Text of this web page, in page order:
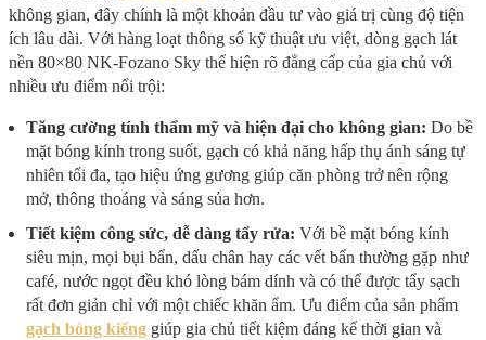
không gian, đây chính là một khoản đầu tư vào giá trị cùng độ tiện
ích lâu dài. Với hàng loạt thông số kỹ thuật ưu việt, dòng gạch lát
nền 80×80 NK-Fozano Sky thể hiện rõ đẳng cấp của gia chủ với
nhiều ưu điểm nổi trội:
Tăng cường tính thẩm mỹ và hiện đại cho không gian: Do bề
mặt bóng kính trong suốt, gạch có khả năng hấp thụ ánh sáng tự
nhiên tối đa, tạo hiệu ứng gương giúp căn phòng trở nên rộng
mở, thông thoáng và sáng sủa hơn.
Tiết kiệm công sức, dễ dàng tẩy rửa: Với bề mặt bóng kính
siêu mịn, mọi bụi bẩn, dấu chân hay các vết bẩn thường gặp như
café, nước ngọt đều khó lòng bám dính và có thể được tẩy sạch
rất đơn giản chỉ với một chiếc khăn ẩm. Ưu điểm của sản phẩm
gạch bóng kiếng giúp gia chủ tiết kiệm đáng kể thời gian và